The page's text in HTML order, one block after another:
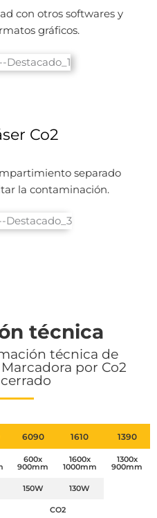
con otros softwares y
gráficos.
Co2
separado
la contaminación.
técnica
técnica de
por Co2
6090 1610 1390
600x
900mm
1600x
1000mm
1300x
900mm
150W 130W
CO2